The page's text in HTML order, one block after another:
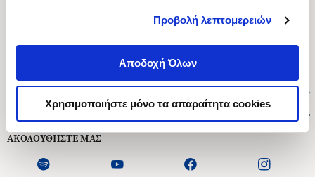
Προβολή λεπτομερειών
Αποδοχή Όλων
Χρησιμοποιήστε μόνο τα απαραίτητα cookies
Ασκληπιού 1-3, Αθήνα 106 79
Δευτέρα - Παρασκευή 09:00-21:00
Εξυπηρέτηση Πελατών
ΑΚΟΛΟΥΘΗΣΤΕ ΜΑΣ